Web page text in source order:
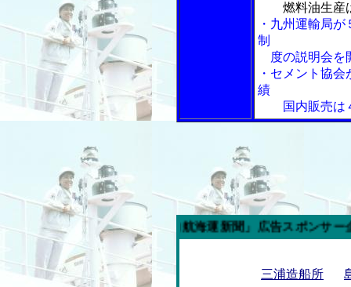
燃料油生産
・九州運輸局
制
度の説明会を
・セメント協
績
国内販売は４
今週の「内航海運新聞」広告スポンサー企業
三浦造船所